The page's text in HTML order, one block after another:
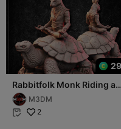
Rabbitfolk Monk Riding a
Giant Tortoise
M3DM
 2